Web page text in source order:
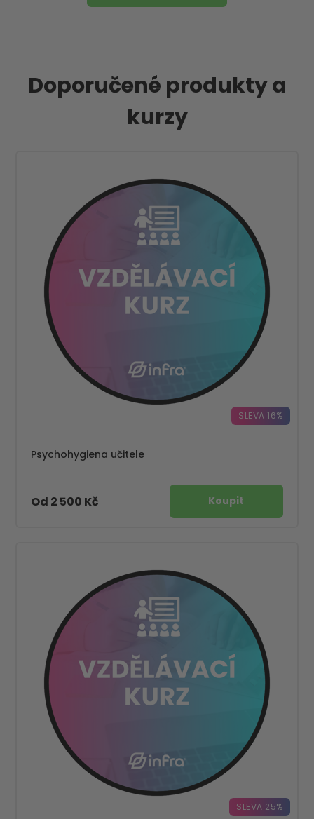
Doporučené produkty a
kurzy
SLEVA 16%
Psychohygiena učitele
Od 2 500 Kč
SLEVA 25%